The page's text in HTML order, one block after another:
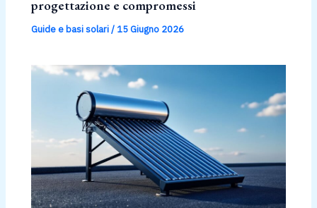
progettazione e compromessi
Guide e basi solari/ 15 Giugno 2026